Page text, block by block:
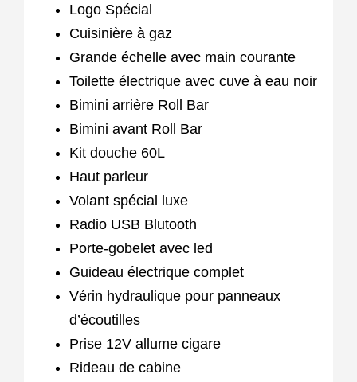
Logo Spécial
Cuisinière à gaz
Grande échelle avec main courante
Toilette électrique avec cuve à eau noir
Bimini arrière Roll Bar
Bimini avant Roll Bar
Kit douche 60L
Haut parleur
Volant spécial luxe
Radio USB Blutooth
Porte-gobelet avec led
Guideau électrique complet
Vérin hydraulique pour panneaux
d’écoutilles
Prise 12V allume cigare
Rideau de cabine